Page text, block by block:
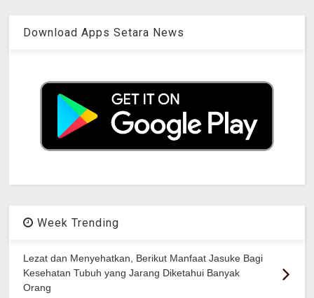
Download Apps Setara News
Week Trending
Lezat dan Menyehatkan, Berikut Manfaat Jasuke Bagi
Kesehatan Tubuh yang Jarang Diketahui Banyak
Orang